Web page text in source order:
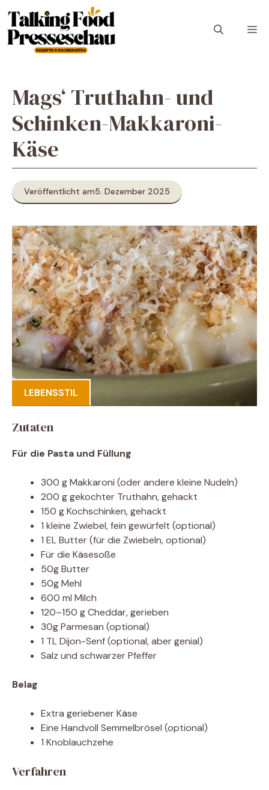
Inhalt
springen
Mags‘ Truthahn- und
Schinken-Makkaroni-
Käse
Veröffentlicht am5. Dezember 2025
LEBENSSTIL
Zutaten
Für die Pasta und Füllung
300 g Makkaroni (oder andere kleine Nudeln)
200 g gekochter Truthahn, gehackt
150 g Kochschinken, gehackt
1 kleine Zwiebel, fein gewürfelt (optional)
1 EL Butter (für die Zwiebeln, optional)
Für die Käsesoße
50g Butter
50g Mehl
600 ml Milch
120–150 g Cheddar, gerieben
30g Parmesan (optional)
1 TL Dijon-Senf (optional, aber genial)
Salz und schwarzer Pfeffer
Belag
Extra geriebener Käse
Eine Handvoll Semmelbrösel (optional)
1 Knoblauchzehe
Verfahren